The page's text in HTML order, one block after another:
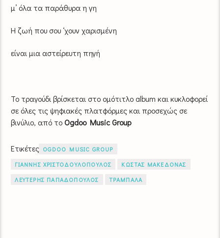
μ’ όλα τα παράθυρα η γη
Η ζωή που σου ‘χουν χαρισμένη
είναι μια αστείρευτη πηγή
Το τραγούδι βρίσκεται στο ομότιτλο album και κυκλοφορεί
σε όλες τις ψηφιακές πλατφόρμες και προσεχώς σε
βινύλιο, από τοOgdoo MusicGroup
Ετικέτες OGDOO MUSIC GROUP
ΓΙΑΝΝΗΣ ΧΡΙΣΤΟΔΟΥΛΟΠΟΥΛΟΣ
ΚΩΣΤΑΣ ΜΑΚΕΔΟΝΑΣ
ΛΕΥΤΕΡΗΣ ΠΑΠΑΔΟΠΟΥΛΟΣ
ΤΡΑΜΠΑΛΑ